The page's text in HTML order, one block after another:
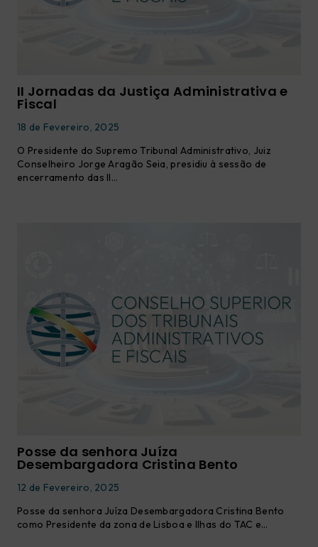
II Jornadas da Justiça Administrativa e
Fiscal
18 de Fevereiro, 2025
O Presidente do Supremo Tribunal Administrativo, Juiz
Conselheiro Jorge Aragão Seia, presidiu à sessão de
encerramento das II…
Posse da senhora Juíza
Desembargadora Cristina Bento
12 de Fevereiro, 2025
Posse da senhora Juíza Desembargadora Cristina Bento
como Presidente da zona de Lisboa e Ilhas do TAC e…